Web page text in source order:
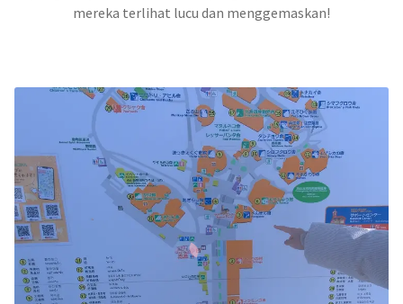
mereka terlihat lucu dan menggemaskan!